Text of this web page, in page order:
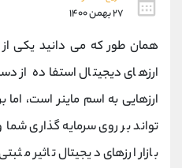
۲۷ بهمن ۱۴۰۰
همان طور که می دانید یکی
ارزهای دیجیتال استفاده از
ارزهایی به اسم ماینر است،
تواند بر روی سرمایه گذاری
بازار ارزهای دیجیتال تاثیر
اطلاعات تماس (دفتر فروش)
تلفن
بدون پیش شماره
اینستاگرام
کانال تلگرام